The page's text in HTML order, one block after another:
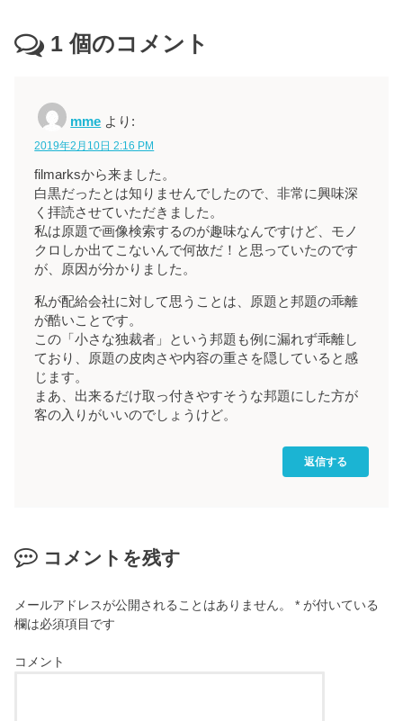
1 個のコメント
mme より:
2019年2月10日 2:16 PM
filmarksから来ました。
白黒だったとは知りませんでしたので、非常に興味深
く拝読させていただきました。
私は原題で画像検索するのが趣味なんですけど、モノ
クロしか出てこないんで何故だ！と思っていたのです
が、原因が分かりました。
私が配給会社に対して思うことは、原題と邦題の乖離
が酷いことです。
この「小さな独裁者」という邦題も例に漏れず乖離し
ており、原題の皮肉さや内容の重さを隠していると感
じます。
まあ、出来るだけ取っ付きやすそうな邦題にした方が
客の入りがいいのでしょうけど。
返信する
コメントを残す
メールアドレスが公開されることはありません。 * が付いている
欄は必須項目です
コメント